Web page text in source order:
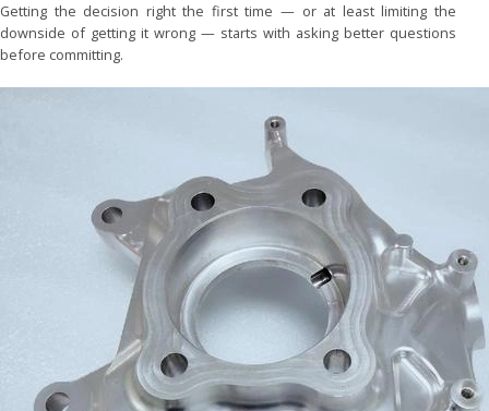
Getting the decision right the first time — or at least limiting the
downside of getting it wrong — starts with asking better questions
before committing.